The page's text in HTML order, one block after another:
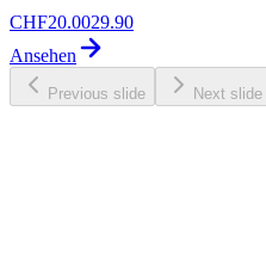
CHF20.0029.90
Ansehen
Previous slide Next slide